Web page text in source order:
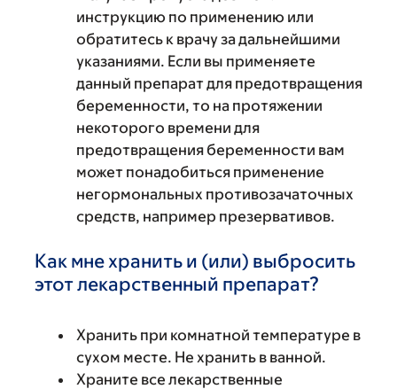
инструкцию по применению или
обратитесь к врачу за дальнейшими
указаниями. Если вы применяете
данный препарат для предотвращения
беременности, то на протяжении
некоторого времени для
предотвращения беременности вам
может понадобиться применение
негормональных противозачаточных
средств, например презервативов.
Как мне хранить и (или) выбросить
этот лекарственный препарат?
Хранить при комнатной температуре в
сухом месте. Не хранить в ванной.
Храните все лекарственные